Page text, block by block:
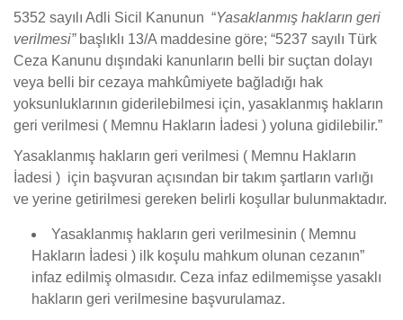
5352 sayılı Adli Sicil Kanunun “Yasaklanmış hakların geri
verilmesi” başlıklı 13/A maddesine göre; “5237 sayılı Türk
Ceza Kanunu dışındaki kanunların belli bir suçtan dolayı
veya belli bir cezaya mahkûmiyete bağladığı hak
yoksunluklarının giderilebilmesi için, yasaklanmış hakların
geri verilmesi ( Memnu Hakların İadesi ) yoluna gidilebilir.”
Yasaklanmış hakların geri verilmesi ( Memnu Hakların
İadesi ) için başvuran açısından bir takım şartların varlığı
ve yerine getirilmesi gereken belirli koşullar bulunmaktadır.
Yasaklanmış hakların geri verilmesinin ( Memnu
Hakların İadesi ) ilk koşulu mahkum olunan cezanın”
infaz edilmiş olmasıdır. Ceza infaz edilmemişse yasaklı
hakların geri verilmesine başvurulamaz.